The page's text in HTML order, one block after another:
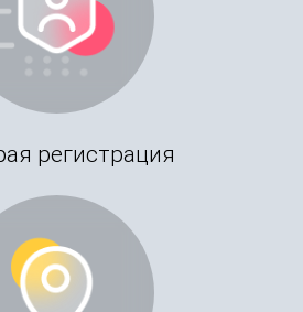
регистрация